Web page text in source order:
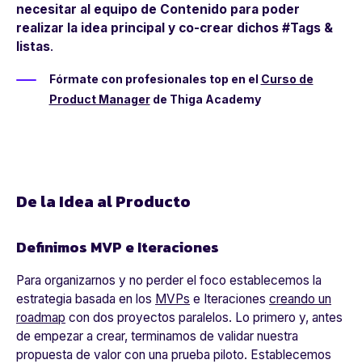
necesitar al equipo de Contenido para poder
realizar la idea principal y co-crear dichos #Tags &
listas.
Fórmate con profesionales top en el Curso de
Product Managerde Thiga Academy
De la Idea al Producto
Definimos MVP e Iteraciones
Para organizarnos y no perder el foco establecemos la
estrategia basada en los MVPs e Iteraciones creando un
roadmap con dos proyectos paralelos. Lo primero y, antes
de empezar a crear, terminamos de validar nuestra
propuesta de valor con una prueba piloto. Establecemos